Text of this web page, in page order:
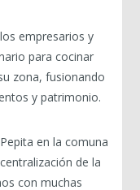
empresarios y
para cocinar
zona, fusionando
y patrimonio.
en la comuna
de la
con muchas